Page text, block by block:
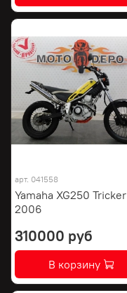
арт. 041558
Yamaha XG250 Tricker
2006
310000 руб
В корзину